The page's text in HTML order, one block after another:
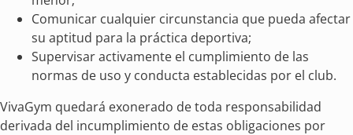
Comunicar cualquier circunstancia que pueda afectar
su aptitud para la práctica deportiva;
Supervisar activamente el cumplimiento de las
normas de uso y conducta establecidas por el club.
VivaGym quedará exonerado de toda responsabilidad
derivada del incumplimiento de estas obligaciones por